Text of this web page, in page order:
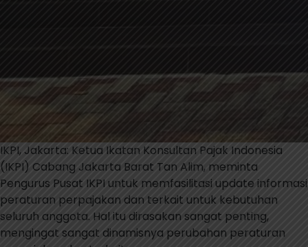
IKPI, Jakarta: Ketua Ikatan Konsultan Pajak Indonesia
(IKPI) Cabang Jakarta Barat Tan Alim, meminta
Pengurus Pusat IKPI untuk memfasilitasi update informasi
peraturan perpajakan dan terkait untuk kebutuhan
seluruh anggota. Hal itu dirasakan sangat penting,
mengingat sangat dinamisnya perubahan peraturan